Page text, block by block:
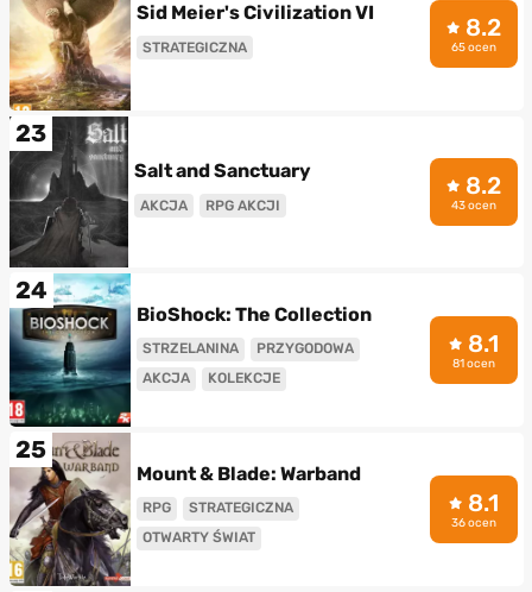
Sid Meier's Civilization VI
STRATEGICZNA
8.2
65 ocen
23
Salt and Sanctuary
AKCJA RPG AKCJI
8.2
43 ocen
24
BioShock: The Collection
STRZELANINA
PRZYGODOWA
AKCJA
KOLEKCJE
8.1
81 ocen
25
Mount & Blade: Warband
RPG
STRATEGICZNA
OTWARTY ŚWIAT
8.1
36 ocen